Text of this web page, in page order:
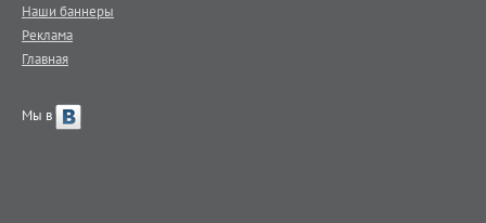
Наши баннеры
Реклама
Главная
Мы в